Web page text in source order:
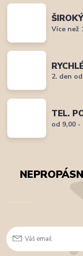
Více než
2. den
TEL.
od 9,00 -